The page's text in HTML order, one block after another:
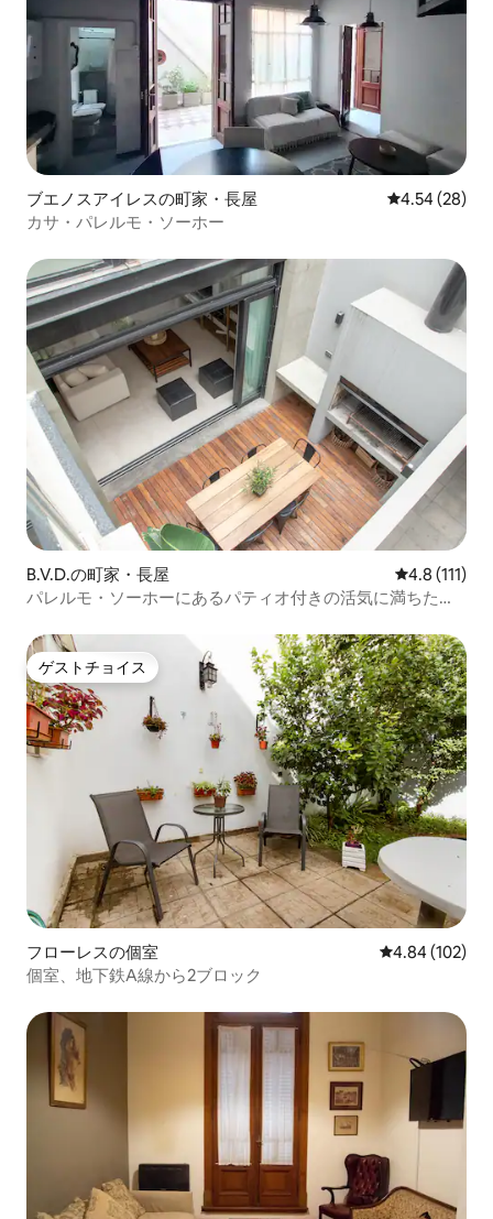
ブエノスアイレスの町家・長屋 レビュー28
4.54 (28)
カサ・パレルモ・ソーホー
B.V.D.の町家・長屋 レビュー111
4.8 (111)
パレルモ・ソーホーにあるパティオ付きの活気に満ちた
ゲストチョイス
ゲストチョイス
フローレスの個室 レビュー102
4.84 (102)
個室、地下鉄A線から2ブロック